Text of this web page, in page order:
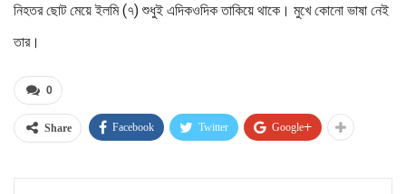
নিহতর ছোট মেয়ে ইলমি (৭) শুধুই এদিকওদিক তাকিয়ে থাকে। মুখে কোনো ভাষা নেই
তার।
0
Share Facebook Twitter Google+